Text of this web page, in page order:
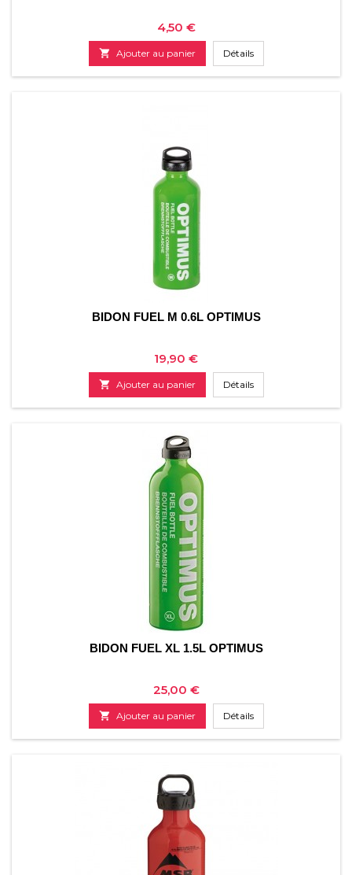
Prix
4,50 €
 Ajouter au panier Détails
BIDON FUEL M 0.6L OPTIMUS
Prix
19,90 €
 Ajouter au panier Détails
BIDON FUEL XL 1.5L OPTIMUS
Prix
25,00 €
 Ajouter au panier Détails